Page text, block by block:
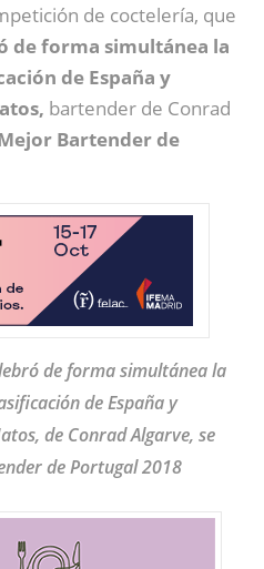
de coctelería, que
de forma simultánea la
de España y
bartender de Conrad
Bartender de
de forma simultánea la
de España y
de Conrad Algarve, se
de Portugal 2018